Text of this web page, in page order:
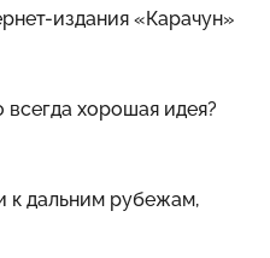
издания «Карачун»
хорошая идея?
к дальним рубежам,